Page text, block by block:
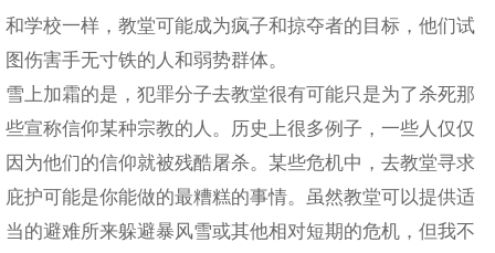
和学校一样，教堂可能成为疯子和掠夺者的目标，他们试
图伤害手无寸铁的人和弱势群体。
雪上加霜的是，犯罪分子去教堂很有可能只是为了杀死那
些宣称信仰某种宗教的人。历史上很多例子，一些人仅仅
因为他们的信仰就被残酷屠杀。某些危机中，去教堂寻求
庇护可能是你能做的最糟糕的事情。虽然教堂可以提供适
当的避难所来躲避暴风雪或其他相对短期的危机，但我不